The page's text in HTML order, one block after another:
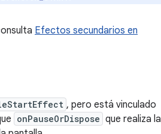
Efectos secundarios en
, pero está vinculado
onPauseOrDispose que realiza la